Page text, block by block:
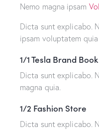
Nemo magna ipsam
Dicta sunt explicabo.
ipsam voluptatem
1/1 Tesla Brand Book
Dicta sunt explicabo.
magna quia.
1/2 Fashion Store
Dicta sunt explicabo.